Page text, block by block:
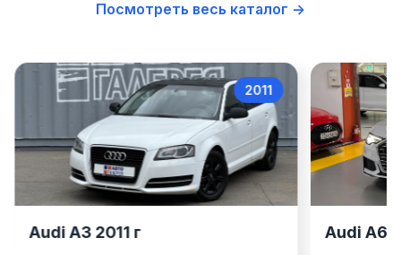
Посмотреть весь каталог →
Audi A6
2022
Audi A6 2022 г Audi A7